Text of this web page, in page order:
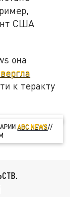
США
она
к теракту
ABC NEWS//